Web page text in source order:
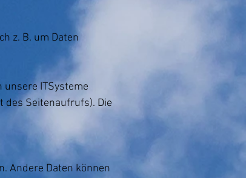
z. B. um Daten
ITSysteme
des Seitenaufrufs). Die
Andere Daten können